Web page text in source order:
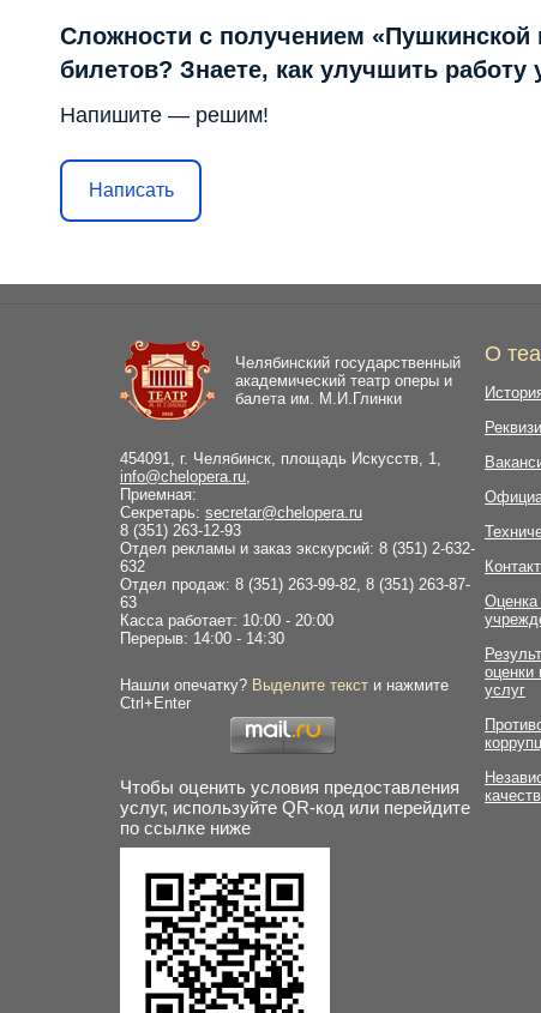
Сложности с получением «Пушкинской
билетов? Знаете, как улучшить
Напишите — решим!
Написать
Челябинский государственный
академический театр оперы и
балета им. М.И.Глинки
454091, г. Челябинск, площадь Искусств, 1,
info@chelopera.ru
Приемная:
Секретарь: secretar@chelopera.ru
8 (351) 263-12-93
Отдел рекламы и заказ экскурсий: 8 (351) 2-632-
632
Отдел продаж: 8 (351) 263-99-82, 8 (351) 263-87-
63
Касса работает: 10:00 - 20:00
Перерыв: 14:00 - 14:30
Нашли опечатку? Выделите текст и нажмите
Ctrl+Enter
Чтобы оценить условия предоставления
услуг, используйте QR-код или перейдите
по ссылке ниже
О
Оценка
оценки
услуг